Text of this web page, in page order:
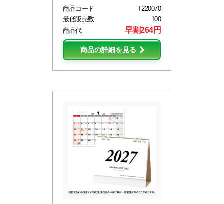
商品コード
T220070
最低販売数
100
商品代
早割264円
商品の詳細を見る